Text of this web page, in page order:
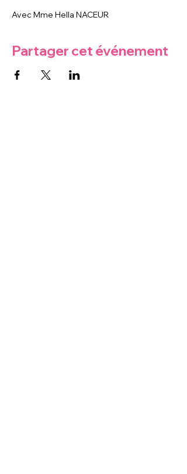
Avec Mme Hella NACEUR
Partager cet événement